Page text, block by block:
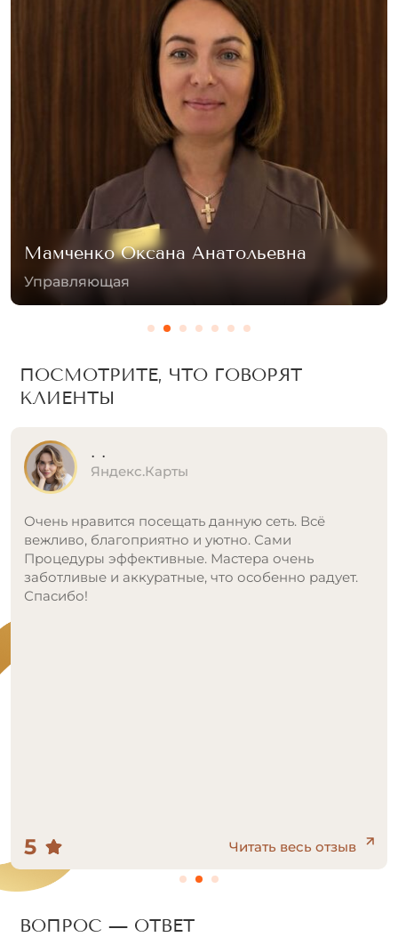
Устинова Дарья
Специалист лазерной эпиляции
ПОСМОТРИТЕ, ЧТО ГОВОРЯТ
КЛИЕНТЫ
Лана
Яндекс.Карты
Очень удобное для меня расположение клиники.
На соседней улице всегда можно
припарковаться. Про аппарат александритового
лазера могу выразить только восторг. Сначала
когда первый раз пришла к ним по акции делала
5 Читать весь отзыв
ВОПРОС — ОТВЕТ